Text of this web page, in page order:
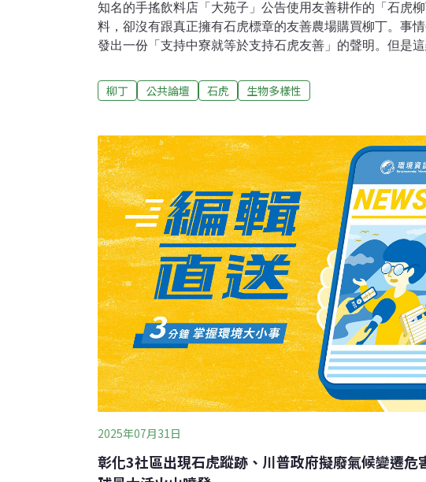
知名的手搖飲料店「大苑子」公告使用友善耕作的「石虎
料，卻沒有跟真正擁有石虎標章的友善農場購買柳丁。事情
發出一份「支持中寮就等於支持石虎友善」的聲明。但是
善農園，大多數的網友也對這個解釋不買單。這件事讓我想
性價值」，這是保育生物學第一堂課必備的內容。生物多樣
「錢」，這種算是功能性價值（instrumental value）的多
一個極端則堅稱每一個物種都有其內在價值（intrinsic
珍貴地存在著，不因人為的世俗評價而有所影響。利用柳
引（或欺瞞）消費者，凸顯了生物多樣性真的是「有價的
常被稱作「知識價值」或「資訊價值」。知識價值或資訊
柳丁 公共論壇 石虎 生物多樣性
2025年07月31日
彰化3社區出現石虎蹤跡、川普政府擬廢氣候變遷危